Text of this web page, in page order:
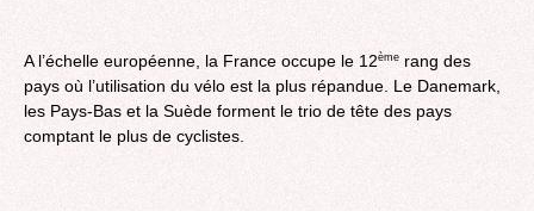
A l’échelle européenne, la France occupe le 12ème rang des
pays où l’utilisation du vélo est la plus répandue. Le Danemark,
les Pays-Bas et la Suède forment le trio de tête des pays
comptant le plus de cyclistes.